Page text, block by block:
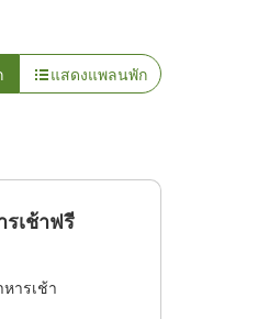
แสดงแพลนพัก
รเช้าฟรี
หารเช้า